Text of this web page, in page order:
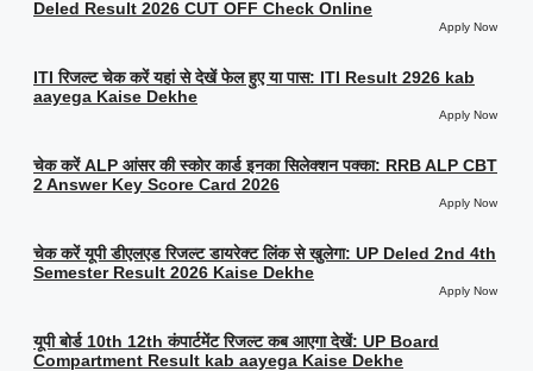
Deled Result 2026 CUT OFF Check Online
Apply Now
ITI रिजल्ट चेक करें यहां से देखें फेल हुए या पास: ITI Result 2926 kab
aayega Kaise Dekhe
Apply Now
चेक करें ALP आंसर की स्कोर कार्ड इनका सिलेक्शन पक्का: RRB ALP CBT
2 Answer Key Score Card 2026
Apply Now
चेक करें यूपी डीएलएड रिजल्ट डायरेक्ट लिंक से खुलेगा: UP Deled 2nd 4th
Semester Result 2026 Kaise Dekhe
Apply Now
यूपी बोर्ड 10th 12th कंपार्टमेंट रिजल्ट कब आएगा देखें: UP Board
Compartment Result kab aayega Kaise Dekhe